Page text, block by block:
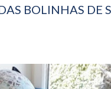
BOLINHAS DE